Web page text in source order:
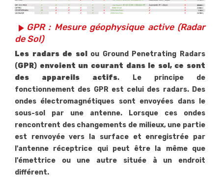
play_arrowGPR : Mesure géophysique active (Radar
de Sol)
Les radars de sol
ou Ground Penetrating Radars
(GPR) envoient un courant dans le sol, ce sont
des appareils actifs. Le principe de
fonctionnement des GPR est celui des radars. Des
ondes électromagnétiques sont envoyées dans le
sous-sol par une antenne. Lorsque ces ondes
rencontrent des changements de milieux, une partie
est renvoyée vers la surface et enregistrée par
l'antenne réceptrice qui peut être la même que
l'émettrice ou une autre située à un endroit
différent.